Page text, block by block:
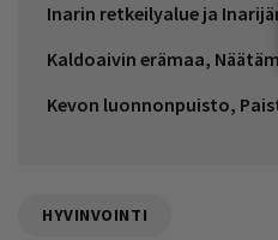
Inarin retkeilyalue ja
Kaldoaivin erämaa,
Kevon luonnonpuisto,
HYVINVOINTI